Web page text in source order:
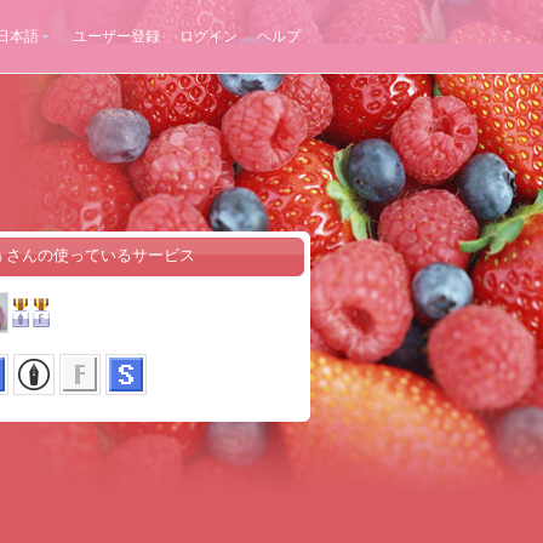
本語 ユーザー登録 ログイン ヘルプ
さんの使っているサービス